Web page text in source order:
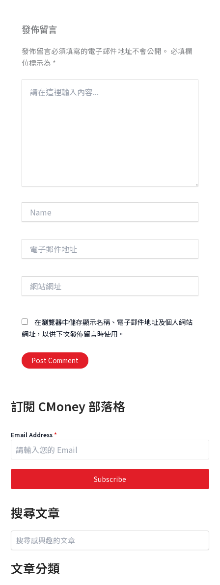
發佈留言
發佈留言必須填寫的電子郵件地址不會公開。 必填欄
位標示為 *
在瀏覽器中儲存顯示名稱、電子郵件地址及個人網站
網址，以供下次發佈留言時使用。
訂閱 CMoney 部落格
Email Address*
Subscribe
搜尋文章
文章分類